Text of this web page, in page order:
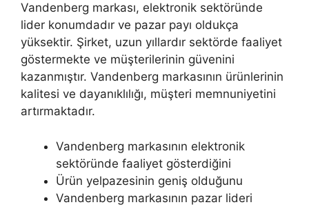
Vandenberg markası, elektronik sektöründe
lider konumdadır ve pazar payı oldukça
yüksektir. Şirket, uzun yıllardır sektörde faaliyet
göstermekte ve müşterilerinin güvenini
kazanmıştır. Vandenberg markasının ürünlerinin
kalitesi ve dayanıklılığı, müşteri memnuniyetini
artırmaktadır.
Vandenberg markasının elektronik
sektöründe faaliyet gösterdiğini
Ürün yelpazesinin geniş olduğunu
Vandenberg markasının pazar lideri